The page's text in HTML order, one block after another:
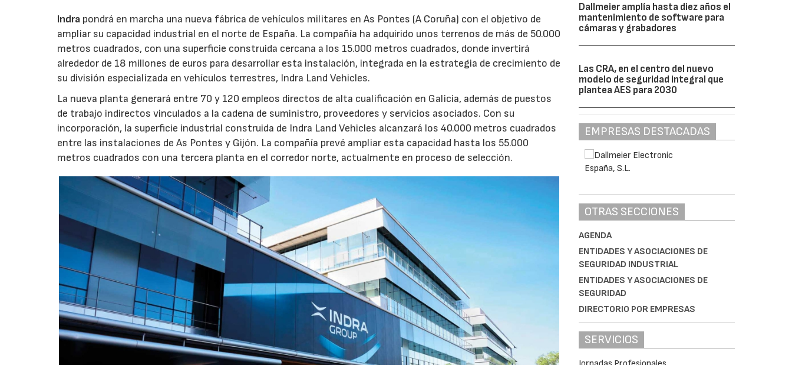
Indra pondrá en marcha una nueva fábrica de vehículos militares en As Pontes (A Coruña) con el objetivo de
ampliar su capacidad industrial en el norte de España. La compañía ha adquirido unos terrenos de más de 50.000
metros cuadrados, con una superficie construida cercana a los 15.000 metros cuadrados, donde invertirá
alrededor de 18 millones de euros para desarrollar esta instalación, integrada en la estrategia de crecimiento de
su división especializada en vehículos terrestres, Indra Land Vehicles.
La nueva planta generará entre 70 y 120 empleos directos de alta cualificación en Galicia, además de puestos
de trabajo indirectos vinculados a la cadena de suministro, proveedores y servicios asociados. Con su
incorporación, la superficie industrial construida de Indra Land Vehicles alcanzará los 40.000 metros cuadrados
entre las instalaciones de As Pontes y Gijón. La compañía prevé ampliar esta capacidad hasta los 55.000
metros cuadrados con una tercera planta en el corredor norte, actualmente en proceso de selección.
Dallmeier amplía hasta diez años el
mantenimiento de software para
cámaras y grabadores
Las CRA, en el centro del nuevo
modelo de seguridad integral que
plantea AES para 2030
EMPRESAS DESTACADAS
OTRAS SECCIONES
AGENDA
ENTIDADES Y ASOCIACIONES DE
SEGURIDAD INDUSTRIAL
ENTIDADES Y ASOCIACIONES DE
SEGURIDAD
DIRECTORIO POR EMPRESAS
SERVICIOS